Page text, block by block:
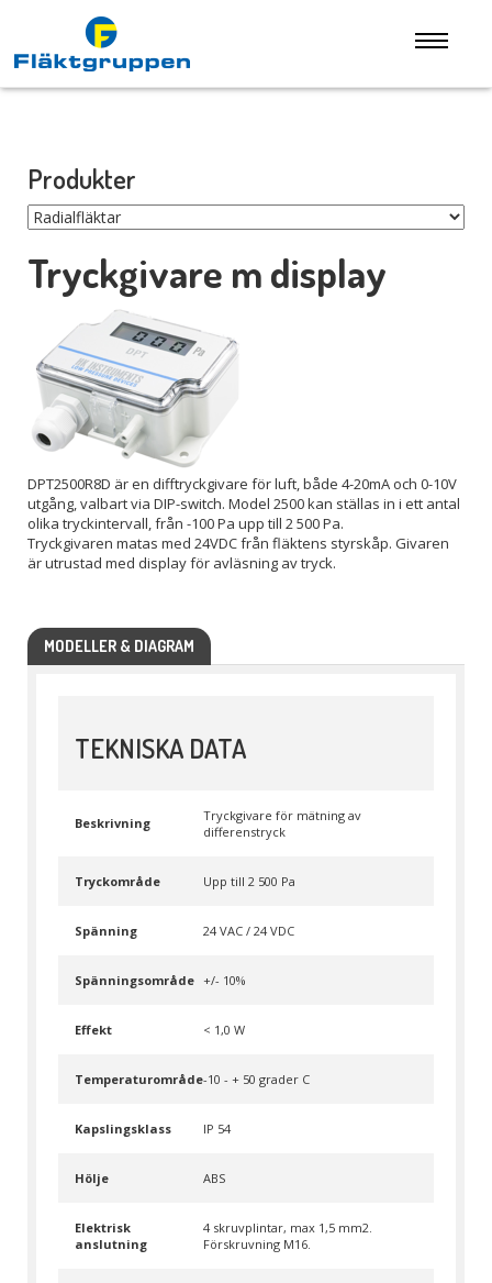
Produkter
Tryckgivare m display
DPT2500R8D är en difftryckgivare för luft, både 4-20mA och 0-10V
utgång, valbart via DIP-switch. Model 2500 kan ställas in i ett antal
olika tryckintervall, från -100 Pa upp till 2 500 Pa.
Tryckgivaren matas med 24VDC från fläktens styrskåp. Givaren
är utrustad med display för avläsning av tryck.
MODELLER & DIAGRAM
TEKNISKA DATA
Beskrivning
Tryckgivare för mätning av
differenstryck
Tryckområde Upp till 2 500 Pa
Spänning 24 VAC / 24 VDC
Spänningsområde +/- 10%
Effekt < 1,0 W
Temperaturområde-10 - + 50 grader C
Kapslingsklass IP 54
Hölje ABS
Elektrisk
anslutning
4 skruvplintar, max 1,5 mm2.
Förskruvning M16.